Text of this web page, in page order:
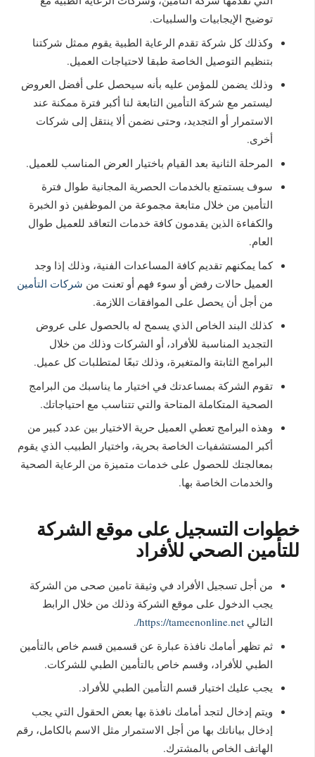
توضيح الإيجابيات والسلبيات.
وكذلك كل شركة تقدم الرعاية الطبية يقوم ممثل شركتنا
بتنظيم التوصيل الخاصة طبقا لاحتياجات العميل.
وذلك يضمن للمؤمن عليه بأنه سيحصل على أفضل العروض
ليستمر مع شركة التأمين التابعة لنا أكبر فترة ممكنة عند
الاستمرار أو التجديد، وحتى نضمن ألا ينتقل إلى شركات
أخرى.
المرحلة الثانية بعد القيام باختيار العرض المناسب للعميل.
سوف يستمتع بالخدمات الحصرية المجانية طوال فترة
التأمين من خلال متابعة مجموعة من الموظفين ذو الخبرة
والكفاءة الذين يقدمون كافة خدمات التعاقد للعميل طوال
العام.
كما يمكنهم تقديم كافة المساعدات الفنية، وذلك إذا وجد
العميل حالات رفض أو سوء فهم أو تعنت من شركات التأمين
من أجل أن يحصل على الموافقات اللازمة.
كذلك البند الخاص الذي يسمح له بالحصول على عروض
التجديد المناسبة للأفراد، أو الشركات وذلك من خلال
البرامج الثابتة والمتغيرة، وذلك تبعًا لمتطلبات كل عميل.
تقوم الشركة بمساعدتك في اختيار ما يناسبك من البرامج
الصحية المتكاملة المتاحة والتي تتناسب مع احتياجاتك.
وهذه البرامج تعطي العميل حرية الاختيار بين عدد كبير من
أكبر المستشفيات الخاصة بحرية، واختيار الطبيب الذي يقوم
بمعالجتك للحصول على خدمات متميزة من الرعاية الصحية
والخدمات الخاصة بها.
خطوات التسجيل على موقع الشركة
للتأمين الصحي للأفراد
من أجل تسجيل الأفراد في وثيقة تامين صحى من الشركة
يجب الدخول على موقع الشركة وذلك من خلال الرابط
التالي https://tameenonline.net/
.
ثم تظهر أمامك نافذة عبارة عن قسمين قسم خاص بالتأمين
الطبي للأفراد، وقسم خاص بالتأمين الطبي للشركات.
يجب عليك اختيار قسم التأمين الطبي للأفراد.
ويتم إدخال لتجد أمامك نافذة بها بعض الحقول التي يجب
إدخال بياناتك بها من أجل الاستمرار مثل الاسم بالكامل، رقم
الهاتف الخاص بالمشترك.